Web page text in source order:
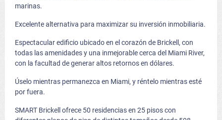
marinas.
Excelente alternativa para maximizar su inversión inmobiliaria.
Espectacular edificio ubicado en el corazón de Brickell, con
todas las amenidades y una inmejorable cerca del Miami River,
con la facultad de generar altos retornos en dólares.
Úselo mientras permanezca en Miami, y réntelo mientras esté
por fuera.
SMART Brickell ofrece 50 residencias en 25 pisos con